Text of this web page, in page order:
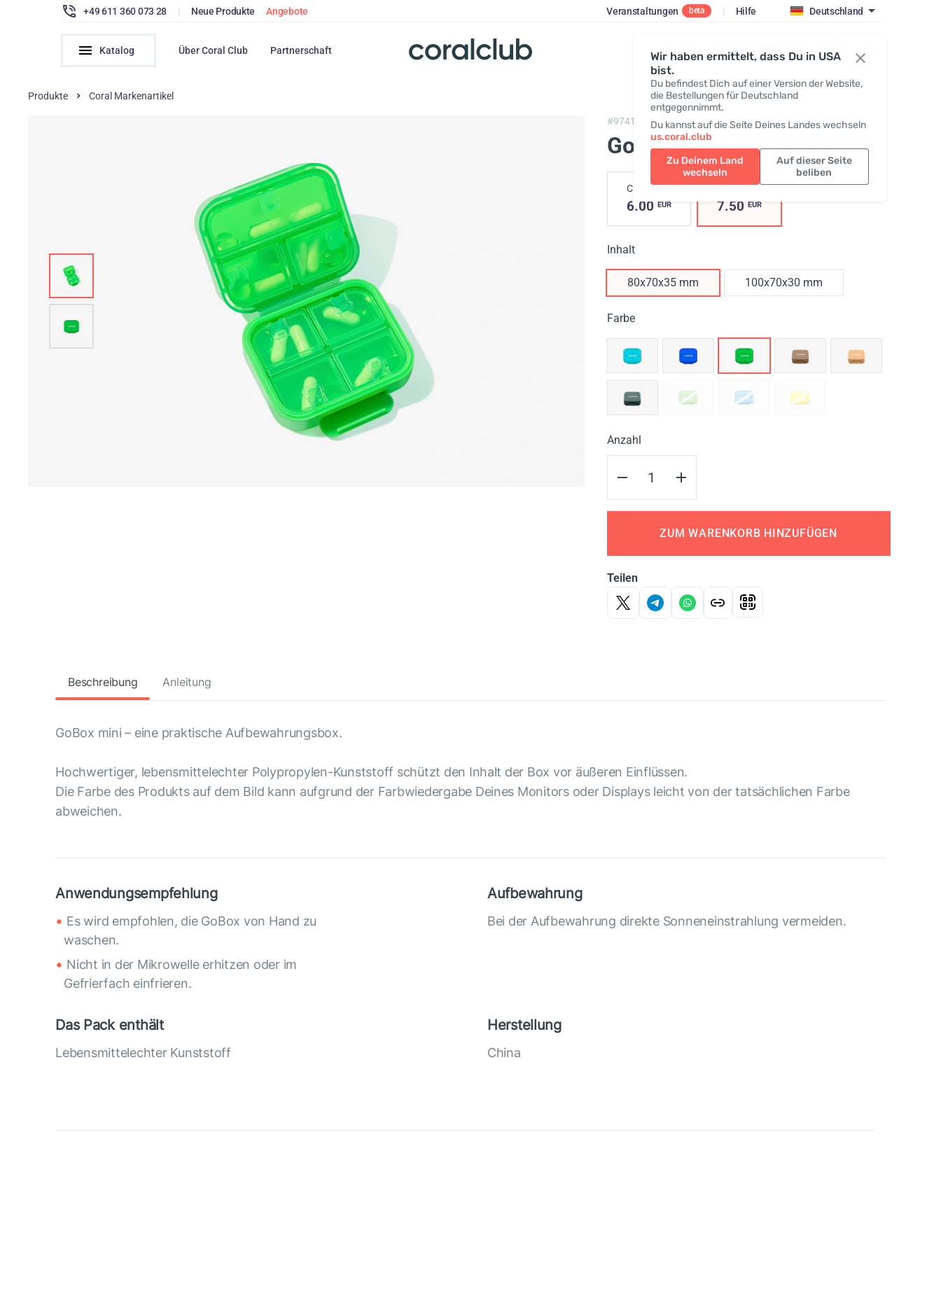
Wir haben ermittelt, dass Du in USA
bist.
Du befindest Dich auf einer Version der Website,
die Bestellungen für Deutschland
entgegennimmt.
Du kannst auf die Seite Deines Landes wechseln
us.coral.club
Zu Deinem Land
wechseln
Auf dieser Seite
beliben
+49 611 360 073 28 | Neue Produkte Angebote Veranstaltungen beta | Hilfe Deutschland
Katalog Über Coral Club Partnerschaft Einloggen / Registrieren
Produkte Coral Markenartikel
#97419, GoBox mini
GoBox mini, 80x70x35 mm
Clubpreis
6.00 EUR
Dein Preis
7.50 EUR
Inhalt
80x70x35 mm 100x70x30 mm
Farbe
Anzahl
ZUM WARENKORB HINZUFÜGEN
Teilen
Beschreibung Anleitung
GoBox mini – eine praktische Aufbewahrungsbox.
Hochwertiger, lebensmittelechter Polypropylen-Kunststoff schützt den Inhalt der Box vor äußeren Einflüssen.
Die Farbe des Produkts auf dem Bild kann aufgrund der Farbwiedergabe Deines Monitors oder Displays leicht von der tatsächlichen Farbe
abweichen.
Anwendungsempfehlung
Es wird empfohlen, die GoBox von Hand zu
waschen.
Nicht in der Mikrowelle erhitzen oder im
Gefrierfach einfrieren.
Aufbewahrung
Bei der Aufbewahrung direkte Sonneneinstrahlung vermeiden.
Das Pack enthält
Lebensmittelechter Kunststoff
Herstellung
China